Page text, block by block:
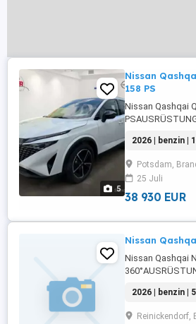
5
Nissan
158 PS
Nissan Qashqai
selbstlenkendes
2026 | benzin |
Potsdam,
25 Juli
38 930 EUR
Nissan
Nissan Qashqai
2026 | benzin |
Reinickendorf,